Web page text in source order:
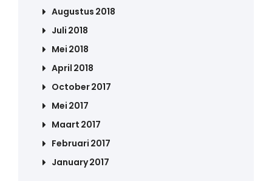
Augustus 2018
Juli 2018
Mei 2018
April 2018
October 2017
Mei 2017
Maart 2017
Februari 2017
January 2017